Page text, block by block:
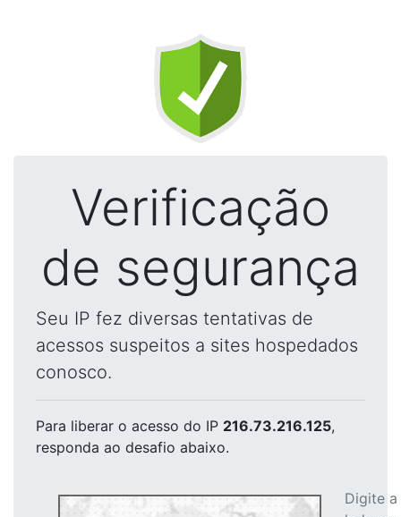
Verificação
de segurança
Seu IP fez diversas tentativas de
acessos suspeitos a sites hospedados
conosco.
Para liberar o acesso do IP 216.73.216.125,
responda ao desafio abaixo.
Digite